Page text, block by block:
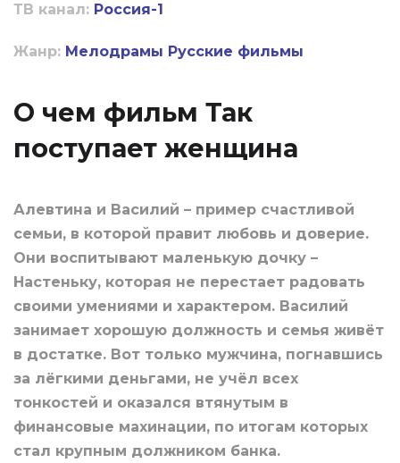
ТВ канал: Россия-1
Жанр: Мелодрамы Русские фильмы
О чем фильм Так
поступает женщина
Алевтина и Василий – пример счастливой
семьи, в которой правит любовь и доверие.
Они воспитывают маленькую дочку –
Настеньку, которая не перестает радовать
своими умениями и характером. Василий
занимает хорошую должность и семья живёт
в достатке. Вот только мужчина, погнавшись
за лёгкими деньгами, не учёл всех
тонкостей и оказался втянутым в
финансовые махинации, по итогам которых
стал крупным должником банка.